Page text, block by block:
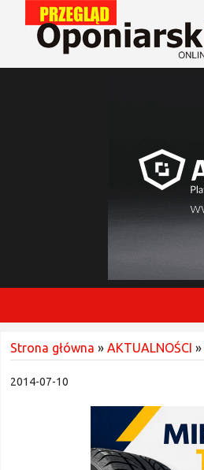
Strona główna » AKTUALNOŚCI »
2014-07-10